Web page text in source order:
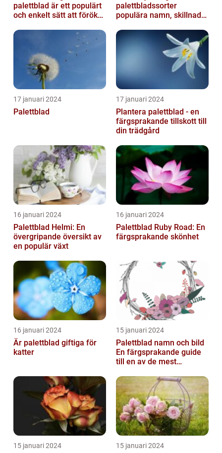
palettblad är ett populärt
och enkelt sätt att föröka
palettbladssorter
populära namn, skillnader
17 januari 2024
Palettblad
17 januari 2024
Plantera palettblad - en
färgsprakande tillskott till
din trädgård
16 januari 2024
Palettblad Helmi: En
övergripande översikt av
en populär växt
16 januari 2024
Palettblad Ruby Road: En
färgsprakande skönhet
16 januari 2024
Är palettblad giftiga för
katter
15 januari 2024
Palettblad namn och bild
En färgsprakande guide
till en av de mest
inomhusväxterna
15 januari 2024 15 januari 2024